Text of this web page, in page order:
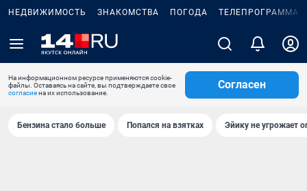
НЕДВИЖИМОСТЬ ЗНАКОМСТВА ПОГОДА ТЕЛЕПРОГРАММА
На информационном ресурсе применяются cookie-
файлы. Оставаясь на сайте, вы подтверждаете свое
согласиена их использование.
Согласен
Бензина стало больше Попался на взятках Эйику не угрожает